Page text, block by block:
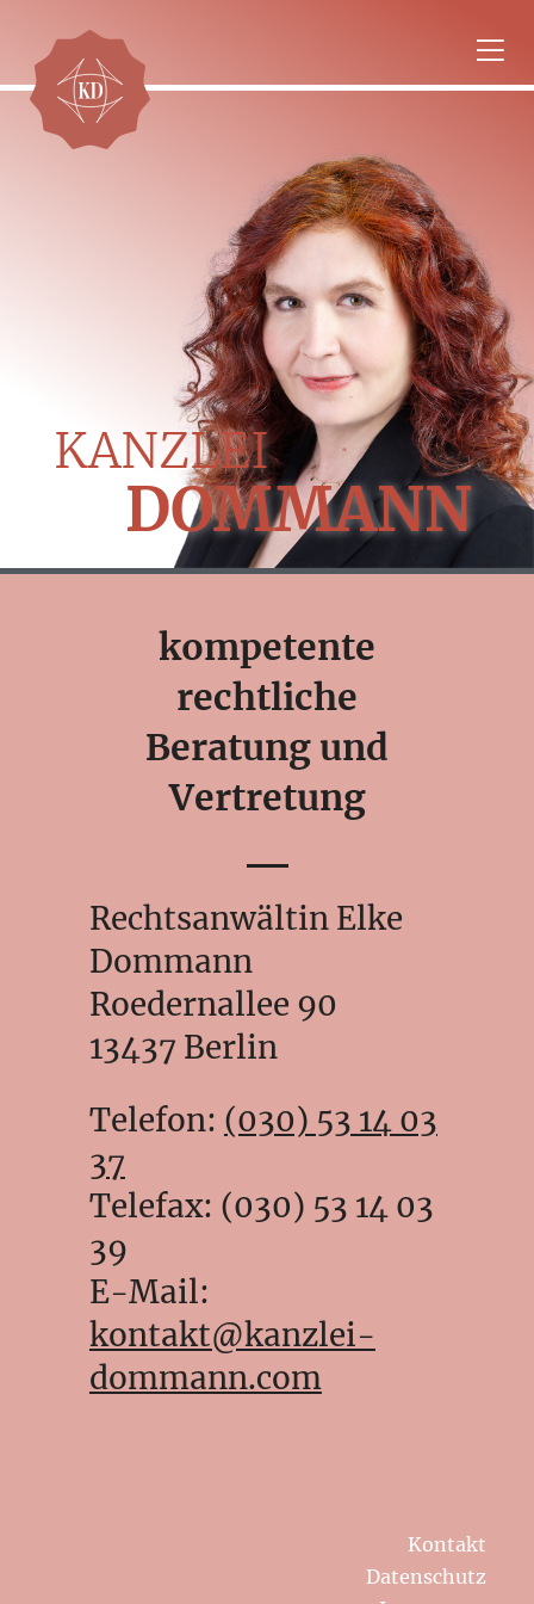
KANZLEI
DOMMANN
kompetente
rechtliche
Beratung und
Vertretung
Rechtsanwältin Elke
Dommann
Roedernallee 90
13437 Berlin
Telefon: (030) 53 14 03
37
Telefax: (030) 53 14 03
39
E-Mail:
kontakt@kanzlei-
dommann.com
Kontakt
Datenschutz